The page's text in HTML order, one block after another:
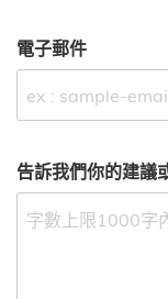
電子郵件
告訴我們你的建議